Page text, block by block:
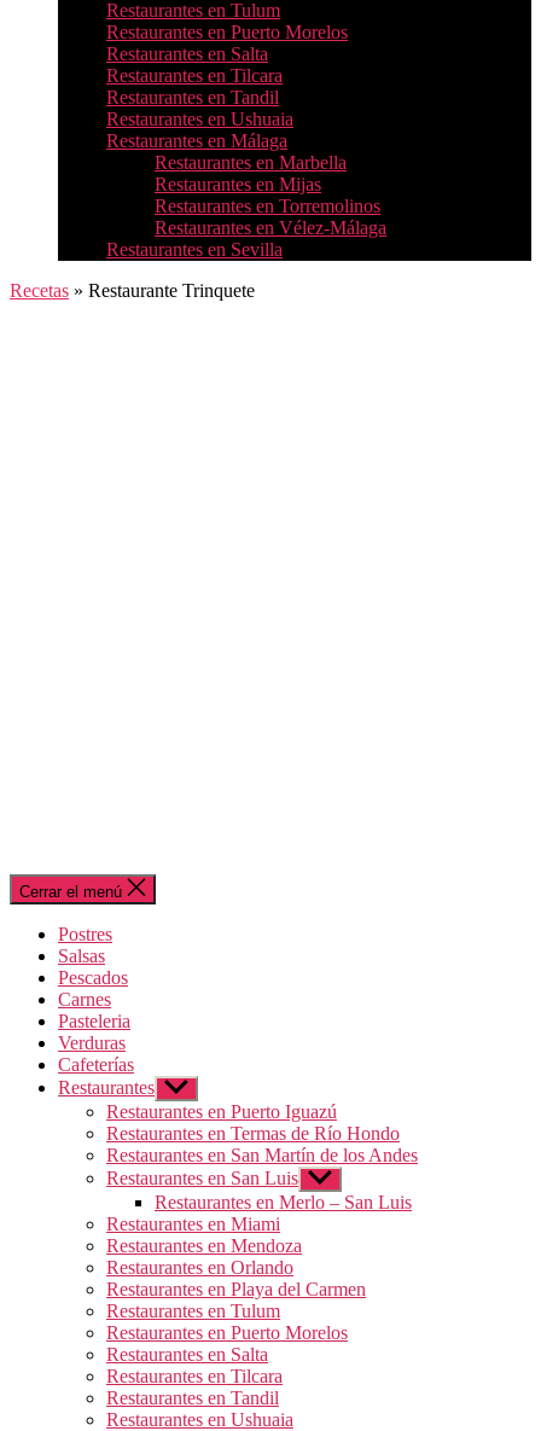
Restaurantes en Tulum
Restaurantes en Puerto Morelos
Restaurantes en Salta
Restaurantes en Tilcara
Restaurantes en Tandil
Restaurantes en Ushuaia
Restaurantes en Málaga
Restaurantes en Marbella
Restaurantes en Mijas
Restaurantes en Torremolinos
Restaurantes en Vélez-Málaga
Restaurantes en Sevilla
Recetas » Restaurante Trinquete
Cerrar el menú
Postres
Salsas
Pescados
Carnes
Pasteleria
Verduras
Cafeterías
Restaurantes Mostrar
el
submenú
Restaurantes en Puerto Iguazú
Restaurantes en Termas de Río Hondo
Restaurantes en San Martín de los Andes
Restaurantes en San Luis Mostrar
el
submenú
Restaurantes en Merlo – San Luis
Restaurantes en Miami
Restaurantes en Mendoza
Restaurantes en Orlando
Restaurantes en Playa del Carmen
Restaurantes en Tulum
Restaurantes en Puerto Morelos
Restaurantes en Salta
Restaurantes en Tilcara
Restaurantes en Tandil
Restaurantes en Ushuaia